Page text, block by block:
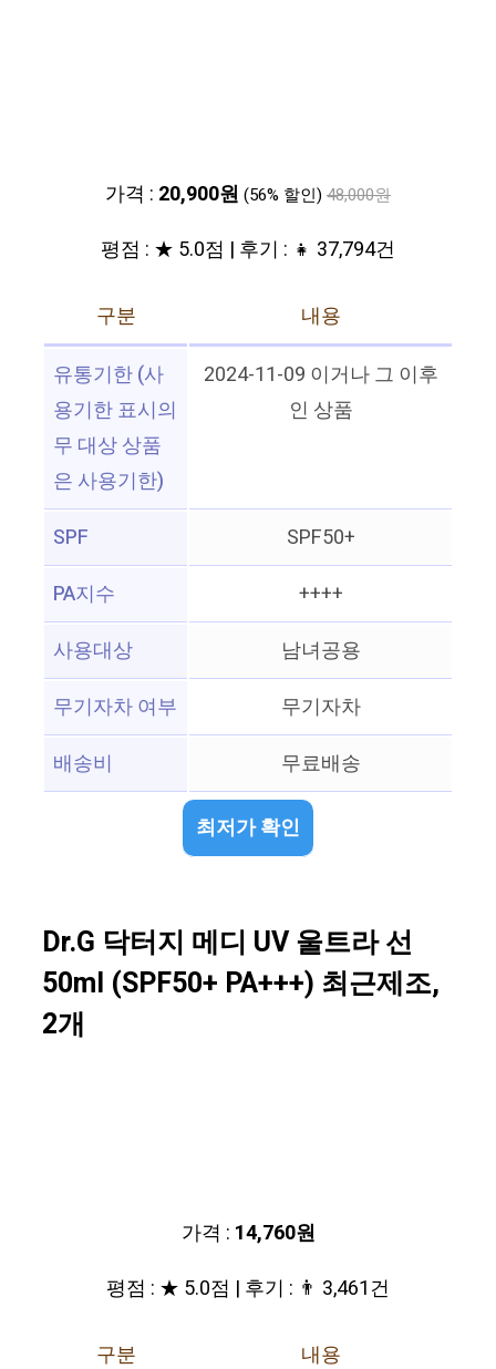
가격 : 20,900원 (56% 할인) 48,000원
평점 : ★ 5.0점 | 후기 : 👧 37,794건
구분
내용
유통기한 (사
용기한 표시의
무 대상 상품
은 사용기한)
2024-11-09 이거나 그 이후
인 상품
SPF
SPF50+
PA지수
++++
사용대상
남녀공용
무기자차 여부
무기자차
배송비
무료배송
최저가 확인
Dr.G 닥터지 메디 UV 울트라 선
50ml (SPF50+ PA+++) 최근제조,
2개
가격 : 14,760원
평점 : ★ 5.0점 | 후기 : 👨‍‍ 3,461건
구분 내용